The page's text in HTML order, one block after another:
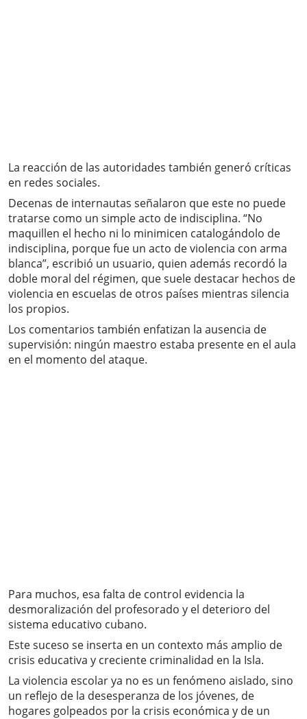
La reacción de las autoridades también generó críticas
en redes sociales.
Decenas de internautas señalaron que este no puede
tratarse como un simple acto de indisciplina. “No
maquillen el hecho ni lo minimicen catalogándolo de
indisciplina, porque fue un acto de violencia con arma
blanca”, escribió un usuario, quien además recordó la
doble moral del régimen, que suele destacar hechos de
violencia en escuelas de otros países mientras silencia
los propios.
Los comentarios también enfatizan la ausencia de
supervisión: ningún maestro estaba presente en el aula
en el momento del ataque.
Para muchos, esa falta de control evidencia la
desmoralización del profesorado y el deterioro del
sistema educativo cubano.
Este suceso se inserta en un contexto más amplio de
crisis educativa y creciente criminalidad en la Isla.
La violencia escolar ya no es un fenómeno aislado, sino
un reflejo de la desesperanza de los jóvenes, de
hogares golpeados por la crisis económica y de un